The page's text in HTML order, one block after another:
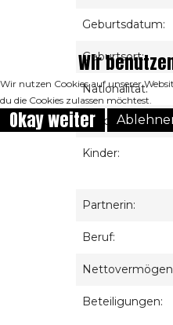
Geburtsdatum:
Geburtsort:
Nationalität:
Geschwister:
Kinder:
Partnerin:
Beruf:
Beteiligungen:
Wir
Wir nutzen Cookies auf unserer
du die Cookies zulassen möchtest.
Okay weiter